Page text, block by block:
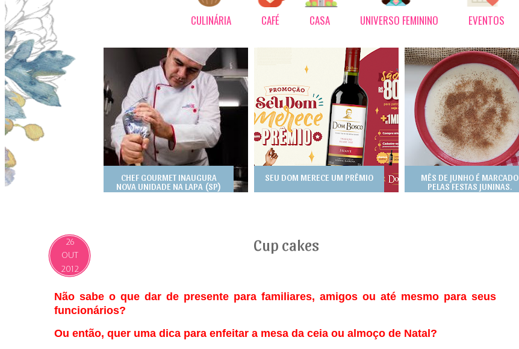
CULINÁRIA CAFÉ CASA UNIVERSO FEMININO EVENTOS
CHEF GOURMET INAUGURA
NOVA UNIDADE NA LAPA (SP)
SEU DOM MERECE UM PRÊMIO
MÊS DE JUNHO É MARCADO
PELAS FESTAS JUNINAS.
26
OUT
2012
Cup cakes
Não sabe o que dar de presente para familiares, amigos ou até mesmo para seus
funcionários?
Ou então, quer uma dica para enfeitar a mesa da ceia ou almoço de Natal?